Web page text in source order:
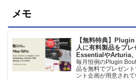
メモ
【無料特典】
人に有料製品をプ
EssentialやArturia、
毎月恒例のPlugin
品を無料でプレゼン
ント企画が用意され